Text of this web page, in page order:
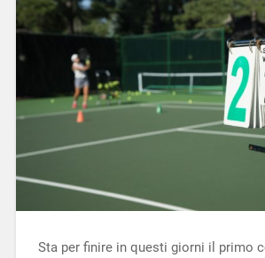
Sta per finire in questi giorni il primo